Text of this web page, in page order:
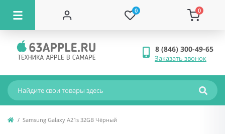
0 0
8 (846) 300-49-65
Заказать звонок
Samsung Galaxy A21s 32GB Чёрный